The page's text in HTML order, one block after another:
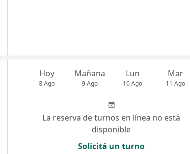
Hoy
8 Ago
Mañana
9 Ago
Lun
10 Ago
Mar
11 Ago
La reserva de turnos en línea no está
disponible
Solicitá un turno